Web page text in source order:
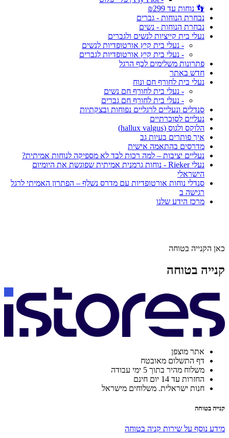
👣 נוחות עד ₪299
נבחרת הנוחות - גברים
נבחרת הנוחות - נשים
נעלי בית קייציות לנשים ולגברים
- נעלי בית קיץ אורטופדיות לנשים
- נעלי בית קיץ אורטופדיות לגברים
פתרונות משלימים לכף הרגל
חדש באתר
נעלי בית לחורף חם ונוח
- נעלי בית לחורף חם נשים
- נעלי בית לחורף חם גברים
סנדלים ונעליים לרגליים נפוחות ובצקתיות
נעליים לסוכרתיים
הלוקס ולגוס (hallux valgus)
איך פותרים בעיות גב
מדרסים בהתאמה אישית
נעליים יציבות – למה רכות לבד לא מספיקה לנוחות אמיתית?
נעלי Rieker - נוחות גרמנית אמיתית שפוגשת את היומיום
הישראלי
סנדלי נוחות אורטופדיות עם מדרס נשלף – הפתרון האמיתי לרגל
רגישה ב
מרכז הידע שלנו
כאן הקנייה בטוחה
קנייה בטוחה
אתר מוצפן
דף התשלום מאובטח
משלוח מהיר בתוך 5 ימי עבודה
החזרות עד 14 יום חינם
חנות ישראלית. משלוחים מישראל
קנייה בטוחה
מידע נוסף על שירות קניה בטוחה